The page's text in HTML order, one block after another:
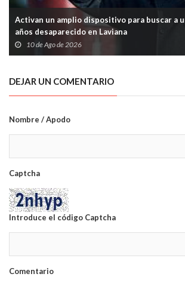
Activan un amplio dispositivo para buscar a
años desaparecido en Laviana
10 de Ago de 2026
DEJAR UN COMENTARIO
Nombre / Apodo
Captcha
Introduce el código Captcha
Comentario